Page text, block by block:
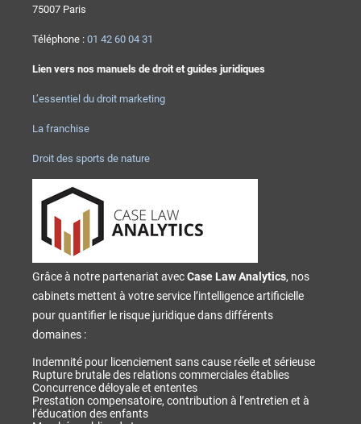
75007 Paris
Téléphone : 01 42 60 04 31
Lien vers nos manuels de droit et guides juridiques
L’essentiel du droit marketing
La franchise
Droit des sports de nature
Grâce à notre partenariat avecCase Law Analytics, nos
cabinets mettent à votre service l’intelligence artificielle
pour quantifier le risque juridique dans différents
domaines :
Indemnité pour licenciement sans cause réelle et sérieuse
Rupture brutale des relations commerciales établies
Concurrence déloyale et ententes
Prestation compensatoire, contribution à l’entretien et à
l’éducation des enfants